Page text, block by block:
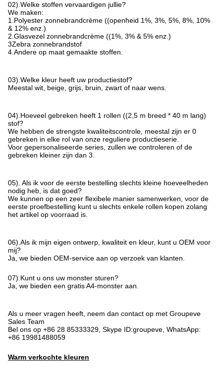
02).Welke stoffen vervaardigen jullie?
We maken:
1.Polyester zonnebrandcrème ((openheid 1%, 3%, 5%, 8%, 10%
& 12% enz.)
2.Glasvezel zonnebrandcrème ((1%, 3% & 5% enz.)
3Zebra zonnebrandstof
4.Andere op maat gemaakte stoffen.
03).Welke kleur heeft uw productiestof?
Meestal wit, beige, grijs, bruin, zwart of naar wens.
04).Hoeveel gebreken heeft 1 rollen ((2,5 m breed * 40 m lang)
stof?
We hebben de strengste kwaliteitscontrole, meestal zijn er 0
gebreken in elke rol van onze reguliere productieserie.
Voor gepersonaliseerde series, zullen we controleren of de
gebreken kleiner zijn dan 3.
05). Als ik voor de eerste bestelling slechts kleine hoeveelheden
nodig heb, is dat goed?
We kunnen op een zeer flexibele manier samenwerken, voor de
eerste proefbestelling kunt u slechts enkele rollen kopen zolang
het artikel op voorraad is.
06).Als ik mijn eigen ontwerp, kwaliteit en kleur, kunt u OEM voor
mij?
Ja, we bieden OEM-service aan op verzoek van klanten.
07).Kunt u ons uw monster sturen?
Ja, we bieden een gratis A4-monster aan.
Als u meer vragen heeft, neem dan contact op met Groupeve
Sales Team
Bel ons op +86 28 85333329, Skype ID:groupeve, WhatsApp:
+86 19981488059
Warm verkochte kleuren